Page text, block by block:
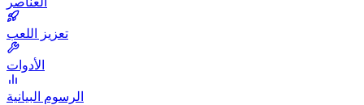
تعزيز اللعب
الأدوات
الرسوم البيانية